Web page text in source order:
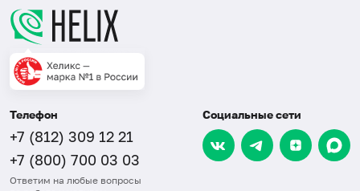
Телефон
+7 (812) 309 12 21
+7 (800) 700 03 03
Ответим на любые вопросы
Социальные сети